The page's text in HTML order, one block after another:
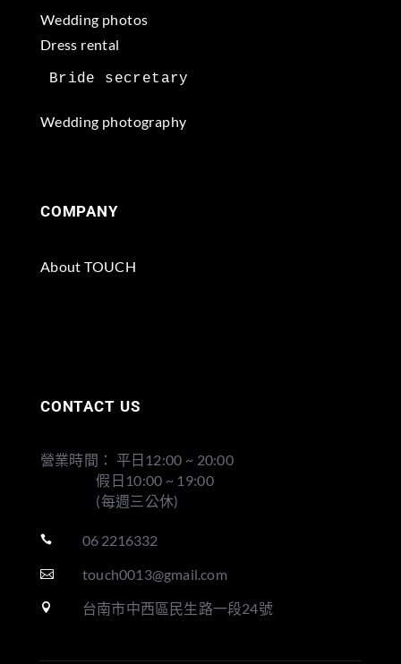
Wedding photos
Dress rental
Wedding photography
COMPANY
About TOUCH
CONTACT US
營業時間： 平日12:00 ~ 20:00
假日10:00 ~ 19:00
(每週三公休)
 06 2216332
 touch0013@gmail.com
 台南市中西區民生路一段24號